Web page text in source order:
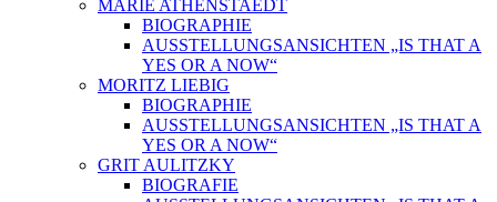
MARIE ATHENSTAEDT
BIOGRAPHIE
AUSSTELLUNGSANSICHTEN „IS THAT A
YES OR A NOW“
MORITZ LIEBIG
BIOGRAPHIE
AUSSTELLUNGSANSICHTEN „IS THAT A
YES OR A NOW“
GRIT AULITZKY
BIOGRAFIE